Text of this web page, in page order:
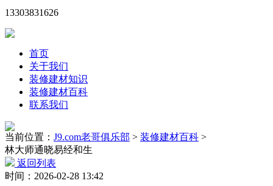
13303831626
首页
关于我们
装修建材知识
装修建材百科
联系我们
当前位置： J9.com老哥俱乐部 > 装修建材百科 >
林大师通晓易经和生
返回列表
时间：2026-02-28 13:42